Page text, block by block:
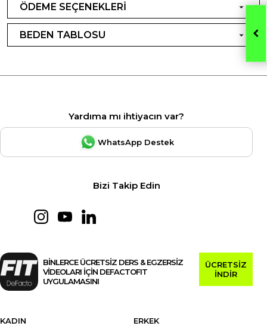
ÖDEME SEÇENEKLERİ
BEDEN TABLOSU
Yardıma mı ihtiyacın var?
WhatsApp Destek
Bizi Takip Edin
BİNLERCE ÜCRETSİZ DERS & EGZERSİZ
VİDEOLARI İÇİN DEFACTOFIT
UYGULAMASINI
ÜCRETSİZ
İNDİR
KADIN
ERKEK